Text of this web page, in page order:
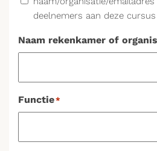
deelnemers aan deze cursus
Naam rekenkamer of
Functie*